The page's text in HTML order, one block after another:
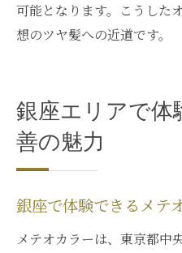
可能となります。こうした
想のツヤ髪への近道です。
銀座エリアで体
善の魅力
銀座で体験できるメテ
メテオカラーは、東京都中